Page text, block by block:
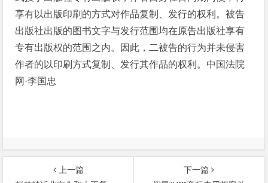
享有以出版印刷的方式对作品复制、发行的权利。被告
出版社出版的图书文字与发行范围均在原告出版社享有
专有出版权的范围之内。因此，二被告的行为并未侵害
作者的以印刷方式复制、发行其作品的权利。中国法院
网·李国忠
上一篇
下一篇